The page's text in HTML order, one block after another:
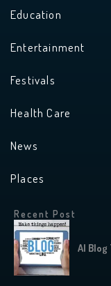
Education
Entertainment
Festivals
Health Care
News
Places
Recent Post
AI